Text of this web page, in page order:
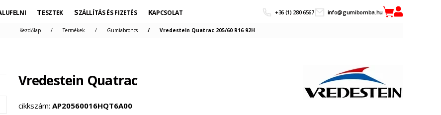
ALUFELNI TESZTEK SZÁLLÍTÁS ÉS FIZETÉS KAPCSOLAT +36 (1) 280 6567 info@gumibomba.hu
Kezdőlap Termékek Gumiabroncs Vredestein Quatrac 205/60 R16 92H
Vredestein Quatrac
cikkszám: AP20560016HQT6A00